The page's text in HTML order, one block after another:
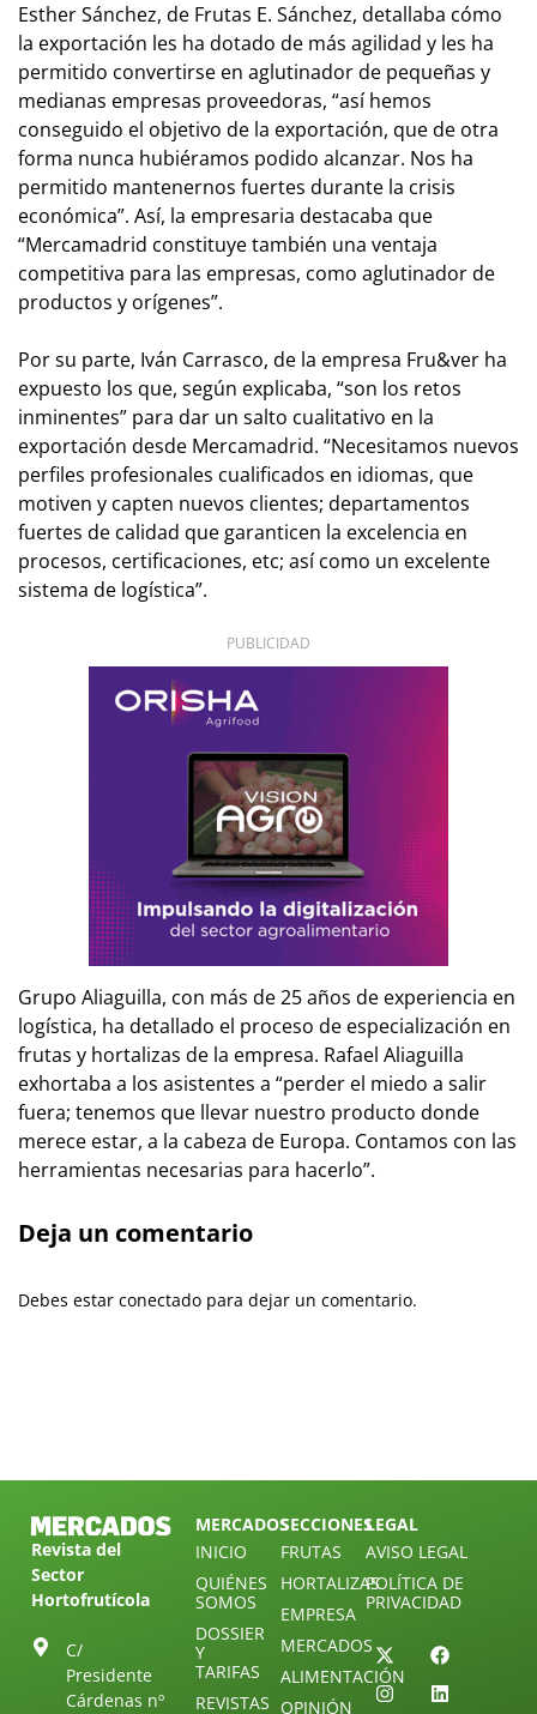
Esther Sánchez, de Frutas E. Sánchez, detallaba cómo
la exportación les ha dotado de más agilidad y les ha
permitido convertirse en aglutinador de pequeñas y
medianas empresas proveedoras, “así hemos
conseguido el objetivo de la exportación, que de otra
forma nunca hubiéramos podido alcanzar. Nos ha
permitido mantenernos fuertes durante la crisis
económica”. Así, la empresaria destacaba que
“Mercamadrid constituye también una ventaja
competitiva para las empresas, como aglutinador de
productos y orígenes”.
Por su parte, Iván Carrasco, de la empresa Fru&ver ha
expuesto los que, según explicaba, “son los retos
inminentes” para dar un salto cualitativo en la
exportación desde Mercamadrid. “Necesitamos nuevos
perfiles profesionales cualificados en idiomas, que
motiven y capten nuevos clientes; departamentos
fuertes de calidad que garanticen la excelencia en
procesos, certificaciones, etc; así como un excelente
sistema de logística”.
PUBLICIDAD
Grupo Aliaguilla, con más de 25 años de experiencia en
logística, ha detallado el proceso de especialización en
frutas y hortalizas de la empresa. Rafael Aliaguilla
exhortaba a los asistentes a “perder el miedo a salir
fuera; tenemos que llevar nuestro producto donde
merece estar, a la cabeza de Europa. Contamos con las
herramientas necesarias para hacerlo”.
Deja un comentario
Debes estar conectado para dejar un comentario.
Revista del
Sector
Hortofrutícola
C/
Presidente
Cárdenas nº
MERCADOS
INICIO
QUIÉNES
SOMOS
DOSSIER
Y
TARIFAS
REVISTAS
SECCIONES
FRUTAS
HORTALIZAS
EMPRESA
MERCADOS
ALIMENTACIÓN
OPINIÓN
LEGAL
AVISO LEGAL
POLÍTICA DE
PRIVACIDAD